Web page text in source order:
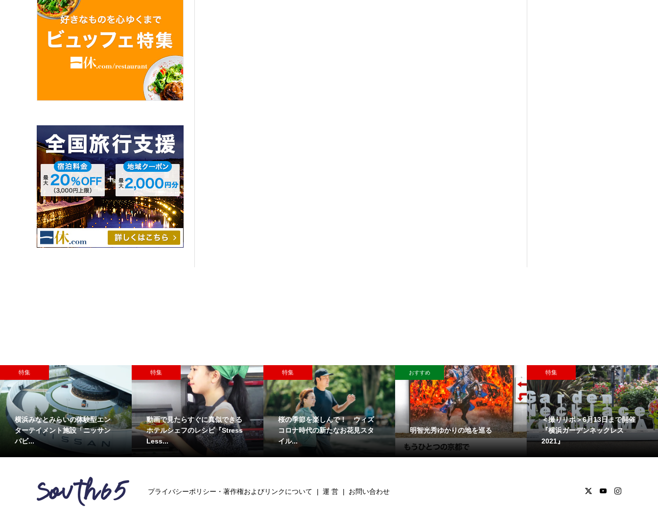
特集
横浜みなとみらいの体験型エン
ターテイメント施設「ニッサン
パビ...
特集
動画で見たらすぐに真似できる
ホテルシェフのレシピ『Stress
Less...
特集
桜の季節を楽しんで！ ウィズ
コロナ時代の新たなお花見スタ
イル...
おすすめ
明智光秀ゆかりの地を巡る
特集
＜撮りリポ＞6月13日まで開催
『横浜ガーデンネックレス
2021』
プライバシーポリシー・著作権およびリンクについて 運 営 お問い合わせ